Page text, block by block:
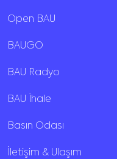
Open BAU
BAUGO
BAU Radyo
BAU İhale
Basın Odası
İletişim & Ulaşım